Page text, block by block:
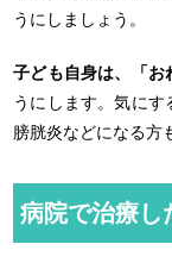
うにしましょう。
子ども自身は、「お
うにします。気に
膀胱炎などになる方
病院で治療し